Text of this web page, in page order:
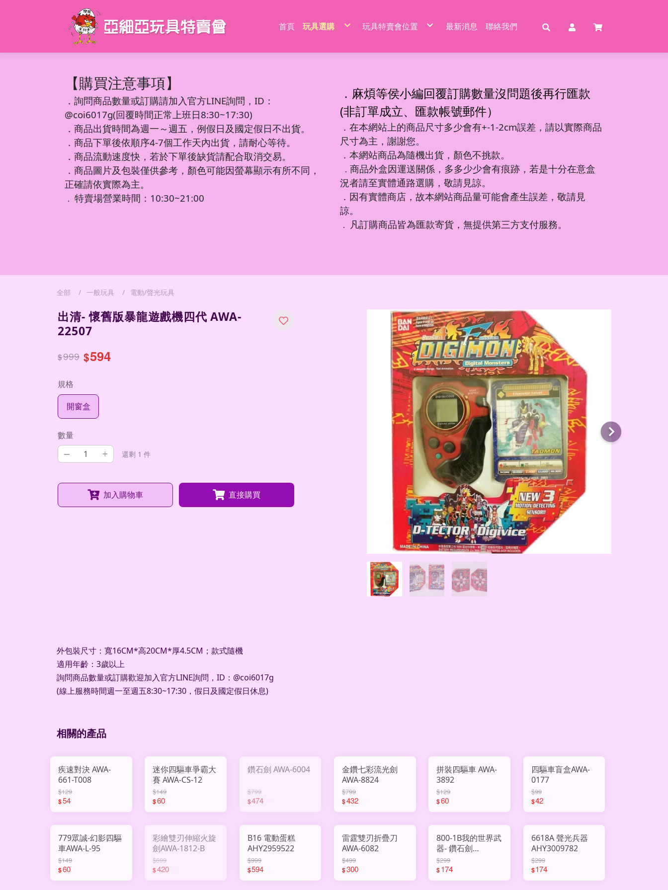
首頁 玩具選購
吊排/紙卡
包K/PVC袋
萬聖/聖誕
節慶商品
餐具/廚具/仿真食物
切切樂/仿真食物
餐具/廚具
收銀機/超市購物
森林家族
娃娃/芭比娃娃
梳妝/化妝/飾品
DIY飾品/配件/魔法棒
化妝台/梳妝台
清掃/衛浴玩具/家電
城堡/別墅/房屋
吹泡泡玩具
泡泡機
沙灘玩具
互動/戶外/運動類/對戰/競技
互動/戶外玩具
車/飛機玩具
消防系列
停車場/軌道車
多美小汽車
模型/合金車
釣釣樂/捏捏樂
迷你特工/恐龍特工/動畫
彩泥/史萊姆
帳篷/球/氣球
帳篷
彈力球/充氣球
音樂玩具
電話造型
恐龍系列
恐龍蛋
銅板價玩具
中華超人/布魯可/假面
驚喜盒/盲盒/洞洞樂/考古
認知模型
射擊玩具
軟彈槍
水槍
聲光槍
弓箭
水彈槍
飛鏢/鏢靶
百元內益智玩具
球台遊戲/地鼠機
魔方/魔尺
棋類/撲克牌/卡牌遊戲
桌遊
益智教學
遊戲機/方塊遊戲
多面遊戲盒
搖鈴/床鈴
學步車/搖椅
洗澡玩具
嬰兒學習用品
電動童車/摩托車
滑行車/助步車
三輪車/扭扭車
溜滑梯/充氣跳跳/搖搖馬
益智積木
軌道滾珠積木/螺絲釘積木
大顆粒主題積木
軍事/太空積木
陸軍
太空/星際積木
摩托車積木
警察/民航系列
主題積木
海盜/中古系列
泰迪/暴力/可愛熊
街景積木
日式街景植物造型
歷史/三國/水滸傳
積木桌/底板
文具用品類
學習用品
削筆器
修正系列
DIY勞作/手作
著色本/沙畫
貼紙/安靜書
咕卡/火漆/奶油膠
螢光筆/馬克筆
鉛筆/自動鉛筆
圓珠筆
紙類/本
線圈本
鎖本/密碼本
素描本/畫圖本
套裝組
遙控車
遙控動物/昆蟲
廚房用品
洗碗布/菜瓜布
風扇/電扇
泡澡球/沐浴球
鑰匙扣/掛件/擺件
玩具特賣會位置
台中南屯玩具批發特賣
最新消息 聯絡我們
【購買注意事項】
． 詢問商品數量或訂購請加入官方LINE詢問，ID：
@coi6017g(回覆時間正常上班日8:30~17:30)
．商品出貨時間為週一～週五，例假日及國定假日不出貨。
．商品下單後依順序4-7個工作天內出貨，請耐心等待。
．商品流動速度快，若於下單後缺貨請配合取消交易。
．商品圖片及包裝僅供參考，顏色可能因螢幕顯示有所不同，
正確請依實際為主。
． 特賣場營業時間：10:30~21:00
．麻煩等侯小編回覆訂購數量沒問題後再行匯款
(非訂單成立、匯款帳號郵件）
．在本網站上的商品尺寸多少會有+-1-2cm誤差，請以實際商品
尺寸為主，謝謝您。
．本網站商品為隨機出貨，顏色不挑款。
． 商品外盒因運送關係，多多少少會有痕跡，若是十分在意盒
況者請至實體通路選購，敬請見諒。
．因有實體商店，故本網站商品量可能會產生誤差，敬請見
諒。
． 凡訂購商品皆為匯款寄貨，無提供第三方支付服務。
出清- 懷舊版暴龍遊戲機四代 AWA-
22507
$999 $594
規格
開窗盒
數量
– + 還剩 1 件
加入購物車 直接購買
外包裝尺寸：寬16CM*高20CM*厚4.5CM；款式隨機
適用年齡：3歲以上
詢問商品數量或訂購歡迎加入官方LINE詢問， ID ： @coi6017g
(線上服務時間週一至週五8:30~17:30 ，假日及國定假日休息)
相關的產品
疾速對決 AWA-
661-T008
$129
$54
迷你四驅車爭霸大
賽 AWA-CS-12
$149
$60
鑽石劍 AWA-6004
$799
$474
金鑽七彩流光劍
AWA-8824
$799
$432
拼裝四驅車 AWA-
3892
$129
$60
四驅車盲盒AWA-
0177
$99
$42
779眾誠-幻影四驅
車AWA-L-95
$149
$60
彩繪雙刃伸縮火旋
劍AWA-1812-B
$699
$420
B16 電動蛋糕
AHY2959522
$999
$594
雷霆雙刃折疊刀
AWA-6082
$499
$300
800-1B我的世界武
器- 鑽石劍
AHY3009910
$299
$174
6618A 聲光兵器
AHY3009782
$299
$174
全部 一般玩具 電動/聲光玩具